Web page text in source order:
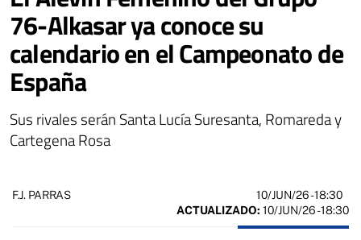
76-Alkasar ya conoce su
calendario en el Campeonato de
España
Sus rivales serán Santa Lucía Suresanta, Romareda y
Cartegena Rosa
F.J. PARRAS 10/JUN/26- 18:30
ACTUALIZADO: 10/JUN/26 - 18:30